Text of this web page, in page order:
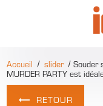
Accueil slider
Souder
MURDER PARTY est
RETOUR